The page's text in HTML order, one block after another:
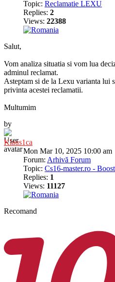
Topic: Reclamatie LEXU
Replies: 2
Views: 22388
Salut,
Vom analiza situatia si vom lua
adminul reclamat.
Asteptam si de la Lexu varianta lui
privinta acestei reclamatii.
Multumim
by
Klaus1ca
Mon Mar 10, 2025 10:00 am
Forum: Arhivă Forum
Topic: Cs16-master.ro -
Replies: 1
Views: 11127
Recomand